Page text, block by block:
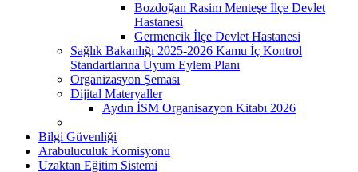
Bozdoğan Rasim Menteşe İlçe Devlet
Hastanesi
Germencik İlçe Devlet Hastanesi
Sağlık Bakanlığı 2025-2026 Kamu İç Kontrol
Standartlarına Uyum Eylem Planı
Organizasyon Şeması
Dijital Materyaller
Aydın İSM Organisazyon Kitabı 2026
Bilgi Güvenliği
Arabuluculuk Komisyonu
Uzaktan Eğitim Sistemi